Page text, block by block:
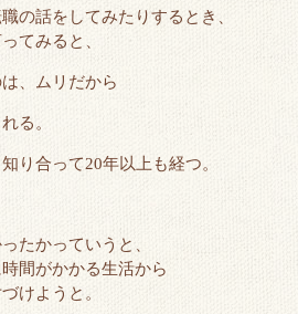
の話をしてみたりするとき、
てみると、
、ムリだから
る。
り合って20年以上も経つ。
たかっていうと、
間がかかる生活から
けようと。